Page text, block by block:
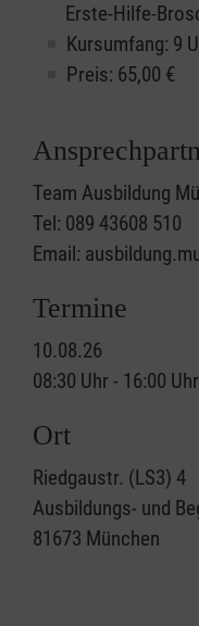
Erste-Hilfe-
Kursumfang: 9
Preis: 65,00 €
Team Ausbildung
Tel: 089 43608 510
Email:
Termine
10.08.26
08:30 Uhr - 16:00 Uhr
Ort
Riedgaustr. (LS3) 4
Ausbildungs- und
81673 München